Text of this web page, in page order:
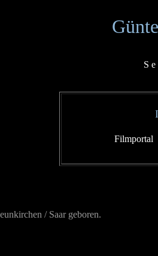
S
Filmportal
/ Saar geboren.